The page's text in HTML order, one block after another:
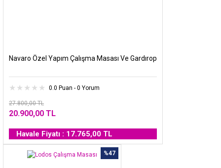
Navaro Özel Yapım Çalışma Masası Ve Gardırop
0.0 Puan - 0 Yorum
27.800,00 TL
20.900,00 TL
Havale Fiyatı : 17.765,00 TL
%47